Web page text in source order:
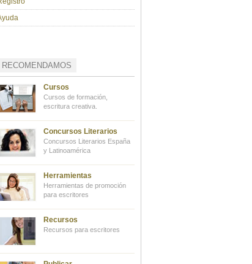
RECOMENDAMOS
Cursos
Cursos de formación,
escritura creativa.
Concursos Literarios
Concursos Literarios España
y Latinoamérica
Herramientas
Herramientas de promoción
para escritores
Recursos
Recursos para escritores